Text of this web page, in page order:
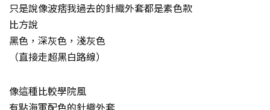
只是說像波痞我過去的針織外套都是素色款
比方說
黑色，深灰色，淺灰色
（直接走超黑白路線）
像這種比較學院風